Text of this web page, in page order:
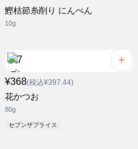
鰹枯節糸削り にんべん
10g
¥368(税込¥397.44)
花かつお
80g
セブンザプライス